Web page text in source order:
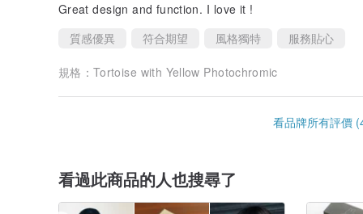
Great design and function. I love it !
質感優異
符合期望 風格獨特 服務貼心
規格：Tortoise with Yellow Photochromic
看品牌所有評價
看過此商品的人也搜尋了